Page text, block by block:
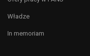
Władze
In memoriam